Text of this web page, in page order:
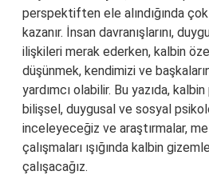
perspektiften ele alındığında
kazanır. İnsan davranışlarını,
ilişkileri merak ederken, kalbin
düşünmek, kendimizi ve
yardımcı olabilir. Bu yazıda,
bilişsel, duygusal ve sosyal
inceleyeceğiz ve araştırmalar,
çalışmaları ışığında kalbin
çalışacağız.